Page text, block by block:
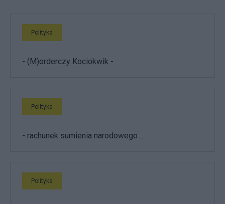
Polityka
- (M)orderczy Kociokwik -
Polityka
- rachunek sumienia narodowego ...
Polityka